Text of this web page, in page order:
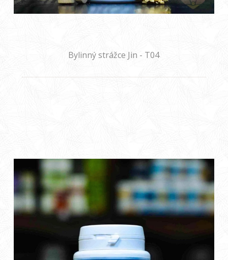
Bylinný strážce Jin - T04